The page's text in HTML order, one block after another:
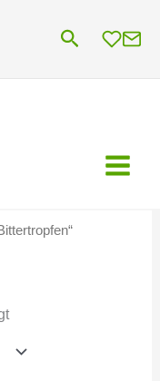
Suchen